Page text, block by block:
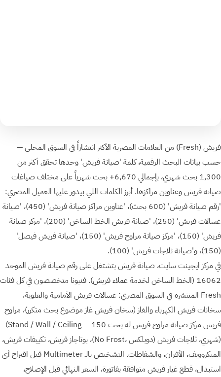
فريش ⁨(Fresh)⁩ من العلامات المصرية الأكثر انتشاراً في السوق المحلي —
حسب بيانات البحث الرقمية، كلمة 'صيانة فريش' وحدها تحقق أكثر من
1,300 بحث شهري، بإجمالي 6,670+ بحث شهرياً على مختلف صياغات
صيانة فريش وعناوين مراكزها. أبرز الكلمات اللي بيدور عليها العميل المصري:
'رقم صيانة فريش' (600 بحث)، 'عناوين مراكز صيانة فريش' (450)، 'صيانة
غسالات فريش' (250)، 'صيانة فريش الخط الساخن' (200)، 'مركز صيانة
فريش' (150)، 'مركز صيانة مراوح فريش' (150)، 'صيانة فريش فيصل'
(150)، و'صيانة ثلاجات فريش' (100).
في مركز ايجينت سايت، صيانة فريش بتشتغل على رقم صيانة فريش الموحد
16062 (الخط الساخن لخدمة عملاء فريش). فنيونا متخصصون في كل فئات
Fresh المنتشرة في السوق المصري: غسالات فريش الأمامية والعلوية،
سخانات فريش الكهرباء والغاز (سخان فريش غاز موضوع بحث متكرر)، مراوح
فريش ⁨(Stand / Wall / Ceiling — مركز صيانة مراوح فريش له بحث 150
شهري)⁩، ثلاجات فريش ⁨(No Frost، دوبلكس)⁩، بوتاجاز فريش، تكييفات فريش،
الميكروويف، الأفران، والشفاطات. التشخيص بالـ Multimeter قبل اقتراح أي
استبدال، قطع غيار فريش متوافقة بفاتورة، السعر النهائي قبل الإصلاح،